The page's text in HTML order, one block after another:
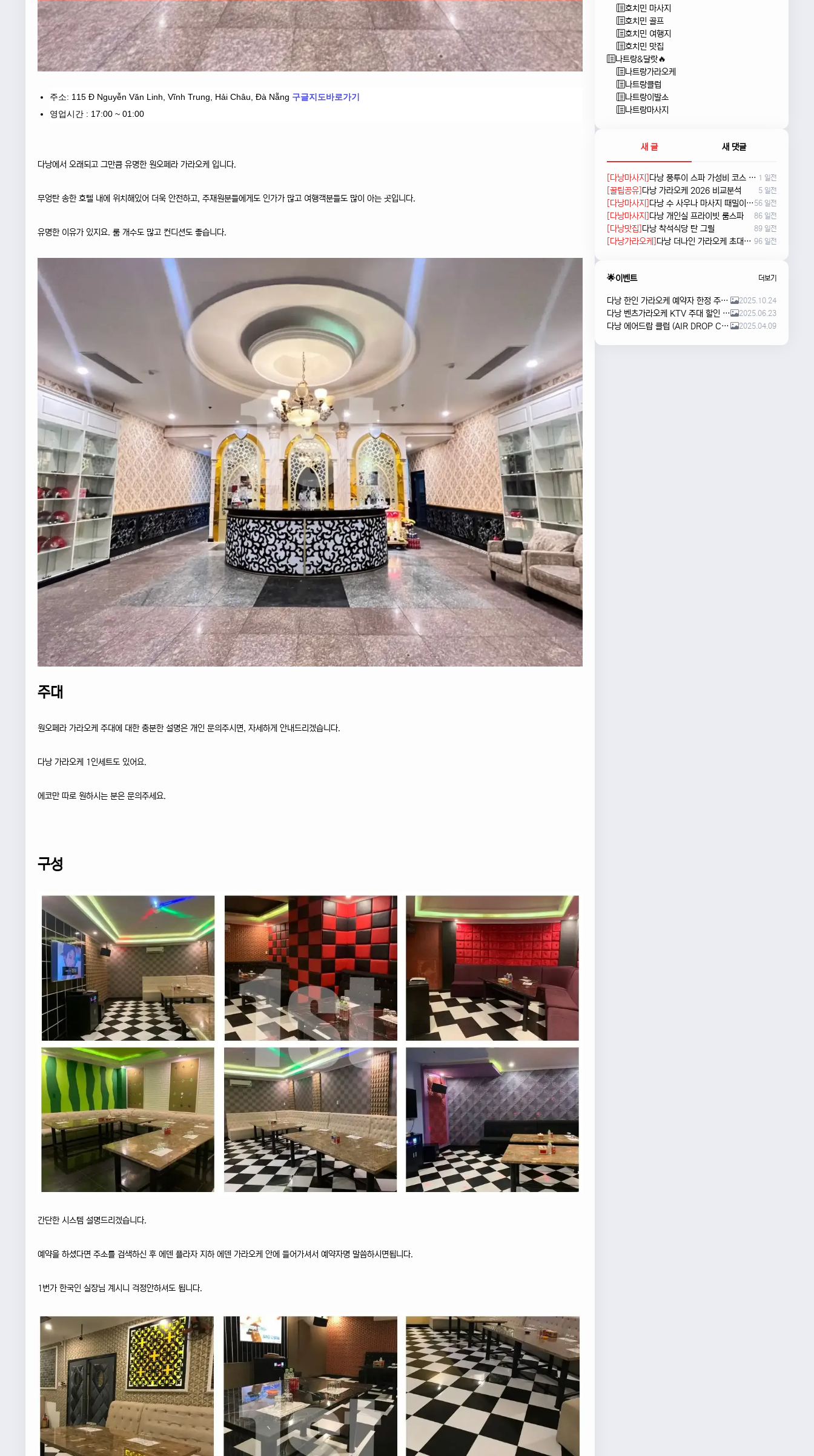
주소: 115 Đ Nguyễn Văn Linh, Vĩnh Trung, Hải Châu, Đà Nẵng 구글지도바로가기
영업시간 : 17:00 ~ 01:00
다낭에서 오래되고 그만큼 유명한 원오페라 가라오케 입니다.
무엉탄 송한 호텔 내에 위치해있어 더욱 안전하고, 주재원분들에게도 인가가 많고 여행객분들도 많이 아는 곳입니다.
유명한 이유가 있지요. 룸 개수도 많고 컨디션도 좋습니다.
주대
원오페라 가라오케 주대에 대한 충분한 설명은 개인 문의주시면, 자세하게 안내드리겠습니다.
다낭 가라오케 1인세트도 있어요.
에코만 따로 원하시는 분은 문의주세요.
구성
간단한 시스템 설명드리겠습니다.
예약을 하셨다면 주소를 검색하신 후 에덴 플라자 지하 에덴 가라오케 안에 들어가셔서 예약자명 말씀하시면됩니다.
1번가 한국인 실장님 계시니 걱정안하셔도 됩니다.
호치민 마사지
호치민 골프
호치민 여행지
호치민 맛집
나트랑&달랏🔥
나트랑가라오케
나트랑클럽
나트랑이발소
나트랑마사지
새 글 새 댓글
[다낭마사지] 다낭 풍투이 스파 가성비 코스 새로 나왔네요 1 일전
[꿀팁공유] 다낭 가라오케 2026 비교분석 5 일전
[다낭마사지] 다낭 수 사우나 마사지 때밀이 및 누루 예약방법 56 일전
[다낭마사지] 다낭 개인실 프라이빗 룸스파 86 일전
[다낭맛집] 다낭 착석식당 탄 그릴 89 일전
[다낭가라오케] 다낭 더나인 가라오케 초대형 신상 karaoke 96 일전
🌟이벤트 더보기
다낭 한인 가라오케 예약자 한정 주류 이벤트 안내 2025.10.24
다낭 벤츠가라오케 KTV 주대 할인 해피아워 이벤트 2025.06.23
다낭 에어드랍 클럽 (AIR DROP CLUB) 오픈 이벤트!! 2025.04.09